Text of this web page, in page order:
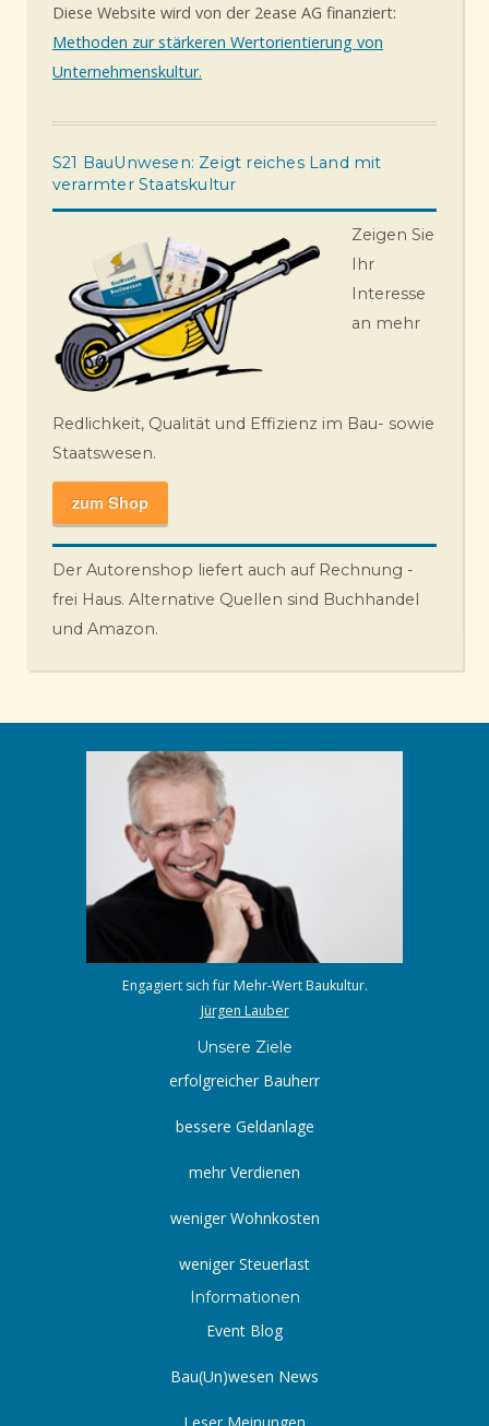
Diese Website wird von der 2ease AG finanziert:
Methoden zur stärkeren Wertorientierung von
Unternehmenskultur.
S21 BauUnwesen: Zeigt reiches Land mit
verarmter Staatskultur
Zeigen Sie
Ihr
Interesse
an mehr
Redlichkeit, Qualität und Effizienz im Bau- sowie
Staatswesen.
zum Shop
Der Autorenshop liefert auch auf Rechnung -
frei Haus. Alternative Quellen sind Buchhandel
und Amazon.
Engagiert sich für Mehr-Wert Baukultur.
Jürgen Lauber
Unsere Ziele
erfolgreicher Bauherr
bessere Geldanlage
mehr Verdienen
weniger Wohnkosten
weniger Steuerlast
Informationen
Event Blog
Bau(Un)wesen News